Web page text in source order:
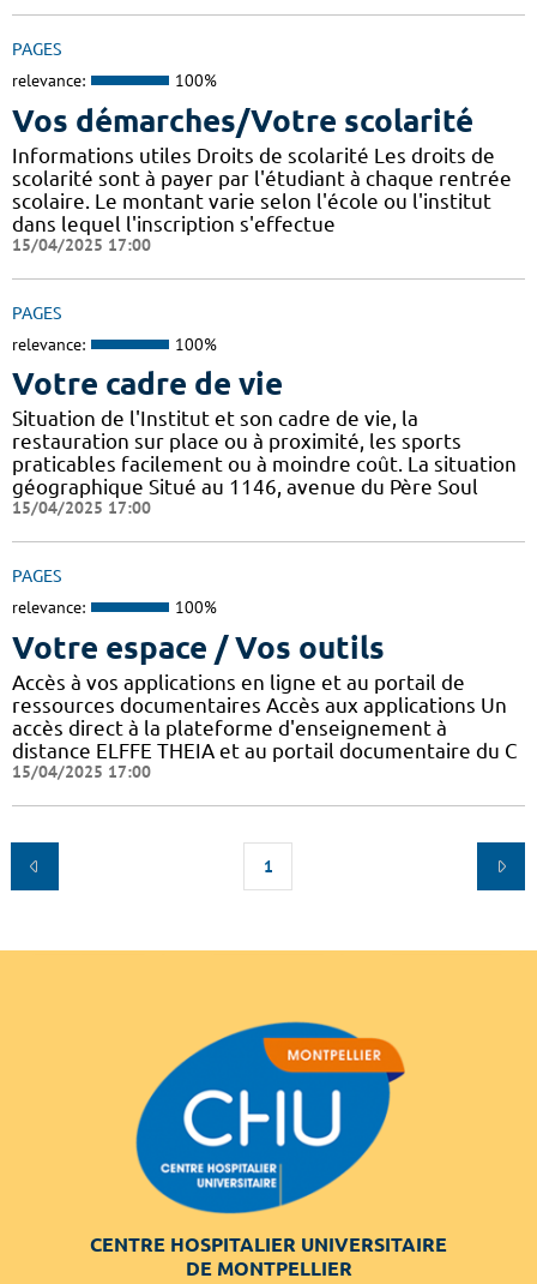
PAGES
relevance: 100%
Vos démarches/Votre scolarité
Informations utiles Droits de scolarité Les droits de
scolarité sont à payer par l'étudiant à chaque rentrée
scolaire. Le montant varie selon l'école ou l'institut
dans lequel l'inscription s'effectue
15/04/2025 17:00
PAGES
relevance: 100%
Votre cadre de vie
Situation de l'Institut et son cadre de vie, la
restauration sur place ou à proximité, les sports
praticables facilement ou à moindre coût. La situation
géographique Situé au 1146, avenue du Père Soul
15/04/2025 17:00
PAGES
relevance: 100%
Votre espace / Vos outils
Accès à vos applications en ligne et au portail de
ressources documentaires Accès aux applications Un
accès direct à la plateforme d'enseignement à
distance ELFFE THEIA et au portail documentaire du C
15/04/2025 17:00
1
CENTRE HOSPITALIER UNIVERSITAIRE
DE MONTPELLIER